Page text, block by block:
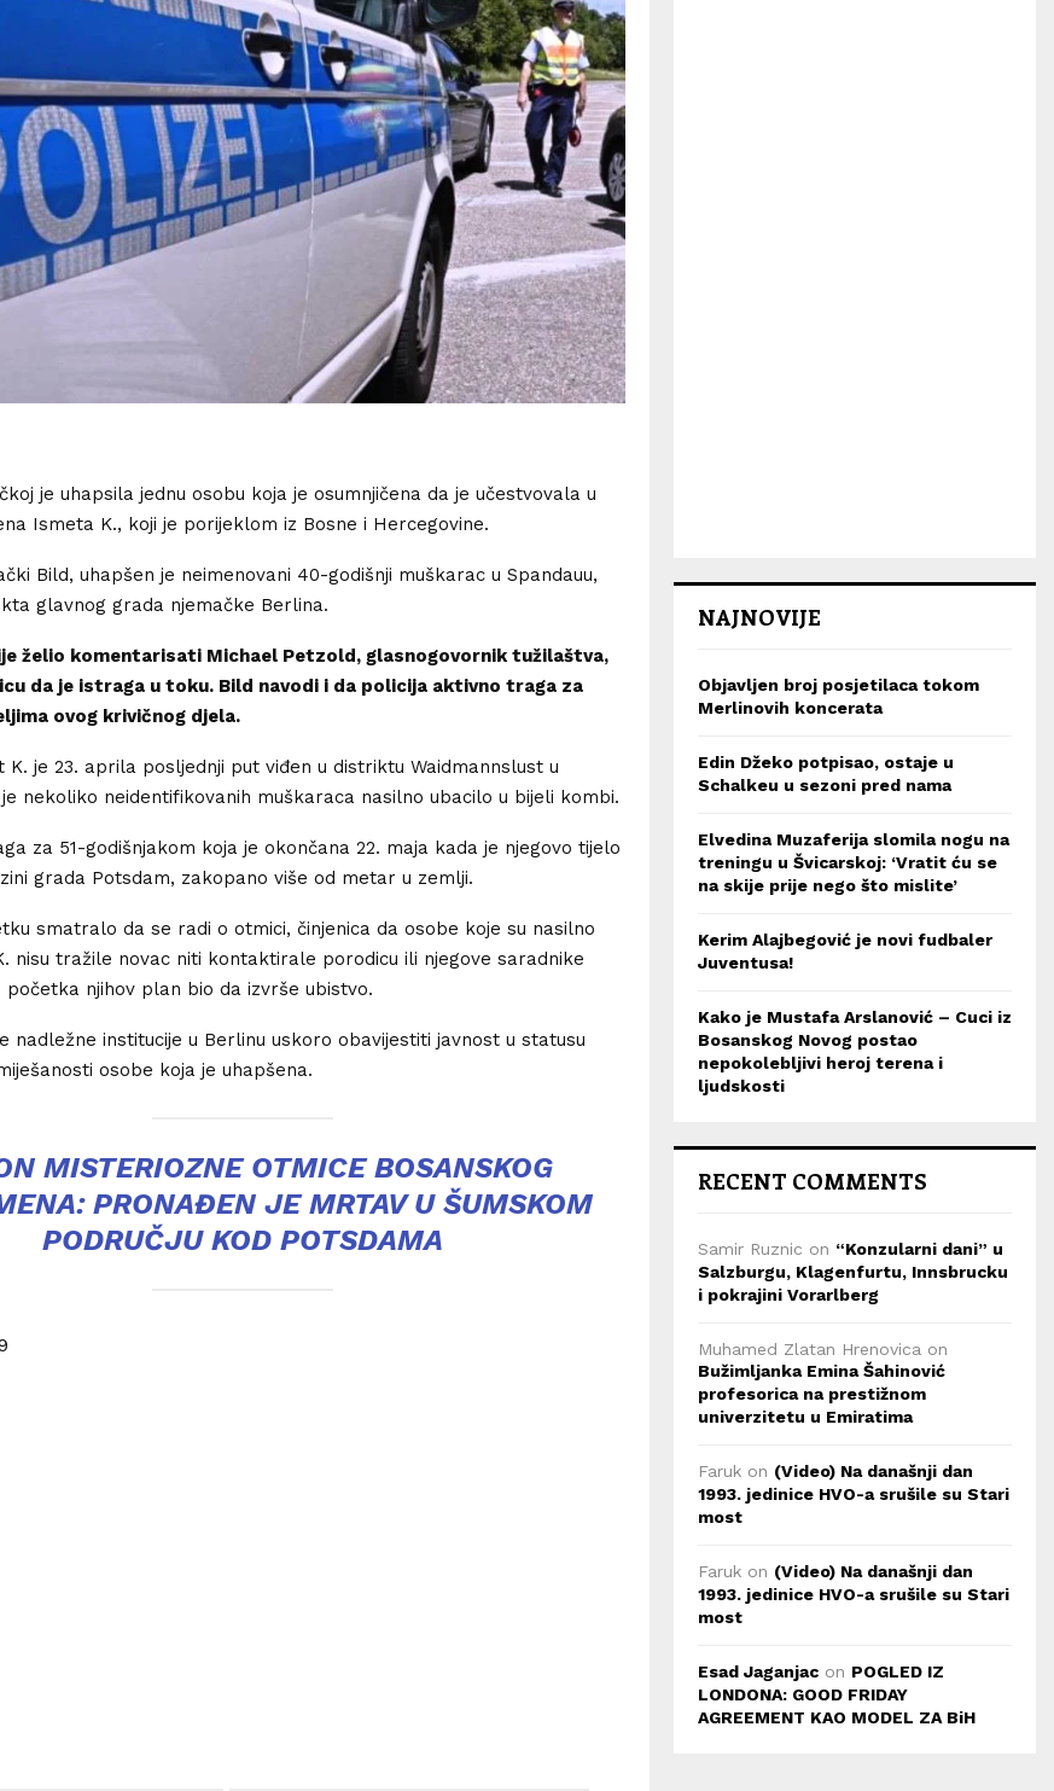
je uhapsila jednu osobu koja je osumnjičena da je učestvovala u
Ismeta K., koji je porijeklom iz Bosne i Hercegovine.
Bild, uhapšen je neimenovani 40-godišnji muškarac u Spandauu,
glavnog grada njemačke Berlina.
želio komentarisati Michael Petzold, glasnogovornik tužilaštva,
da je istraga u toku. Bild navodi i da policija aktivno traga za
ovog krivičnog djela.
K. je 23. aprila posljednji put viđen u distriktu Waidmannslust u
nekoliko neidentifikovanih muškaraca nasilno ubacilo u bijeli kombi.
za 51-godišnjakom koja je okončana 22. maja kada je njegovo tijelo
grada Potsdam, zakopano više od metar u zemlji.
smatralo da se radi o otmici, činjenica da osobe koje su nasilno
nisu tražile novac niti kontaktirale porodicu ili njegove saradnike
početka njihov plan bio da izvrše ubistvo.
nadležne institucije u Berlinu uskoro obavijestiti javnost u statusu
osobe koja je uhapšena.
MISTERIOZNE OTMICE BOSANSKOG
PRONAĐEN JE MRTAV U ŠUMSKOM
PODRUČJU KOD POTSDAMA
NAJNOVIJE
Objavljen broj posjetilaca tokom
Merlinovih koncerata
Edin Džeko potpisao, ostaje u
Schalkeu u sezoni pred nama
Elvedina Muzaferija slomila nogu na
treningu u Švicarskoj: ‘Vratit ću se
na skije prije nego što mislite’
Kerim Alajbegović je novi fudbaler
Juventusa!
Kako je Mustafa Arslanović – Cuci iz
Bosanskog Novog postao
nepokolebljivi heroj terena i
ljudskosti
RECENT COMMENTS
Samir Ruznic on “Konzularni dani” u
Salzburgu, Klagenfurtu, Innsbrucku
i pokrajini Vorarlberg
Muhamed Zlatan Hrenovica on
Bužimljanka Emina Šahinović
profesorica na prestižnom
univerzitetu u Emiratima
Faruk on (Video) Na današnji dan
1993. jedinice HVO-a srušile su Stari
most
Faruk on (Video) Na današnji dan
1993. jedinice HVO-a srušile su Stari
most
Esad Jaganjac on POGLED IZ
LONDONA: GOOD FRIDAY
AGREEMENT KAO MODEL ZA BiH